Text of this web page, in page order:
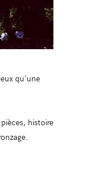
qu’une
histoire